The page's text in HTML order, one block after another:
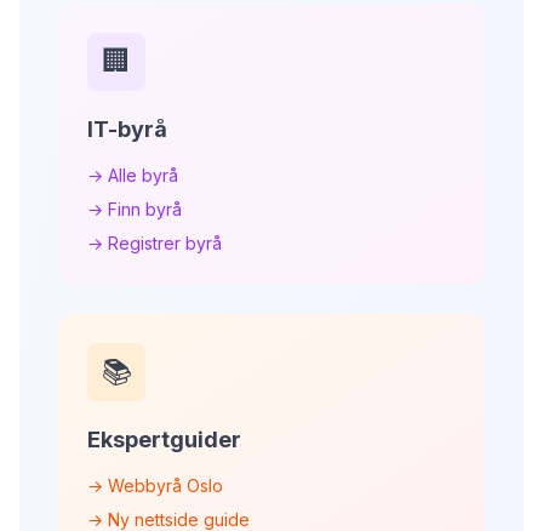
🏢
IT-byrå
→ Alle byrå
→ Finn byrå
→ Registrer byrå
📚
Ekspertguider
→ Webbyrå Oslo
→ Ny nettside guide